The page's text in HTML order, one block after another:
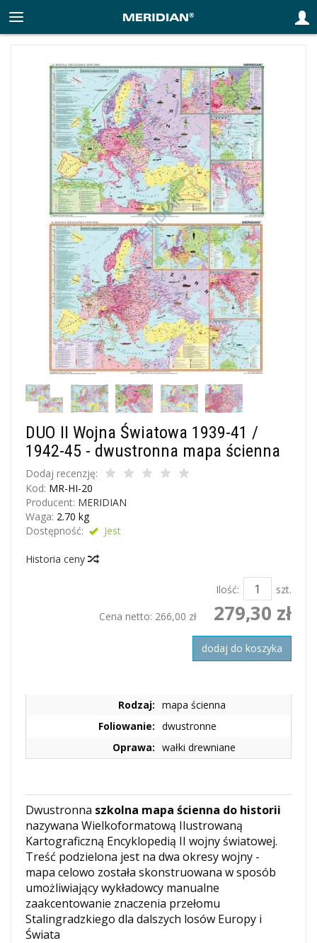
DUO II Wojna Światowa 1939-41 /
1942-45 - dwustronna mapa ścienna
Dodaj recenzję:
Kod: MR-HI-20
Producent: MERIDIAN
Waga: 2.70 kg
Dostępność:
Jest
Historia ceny
Ilość:
szt.
Cena netto: 266,00 zł 279,30 zł
dodaj do koszyka
Rodzaj: mapa ścienna
Foliowanie: dwustronne
Oprawa: wałki drewniane
Dwustronna szkolna mapa ścienna do historii
nazywana Wielkoformatową Ilustrowaną
Kartograficzną Encyklopedią II wojny światowej.
Treść podzielona jest na dwa okresy wojny -
mapa celowo została skonstruowana w sposób
umożliwiający wykładowcy manualne
zaakcentowanie znaczenia przełomu
Stalingradzkiego dla dalszych losów Europy i
Świata